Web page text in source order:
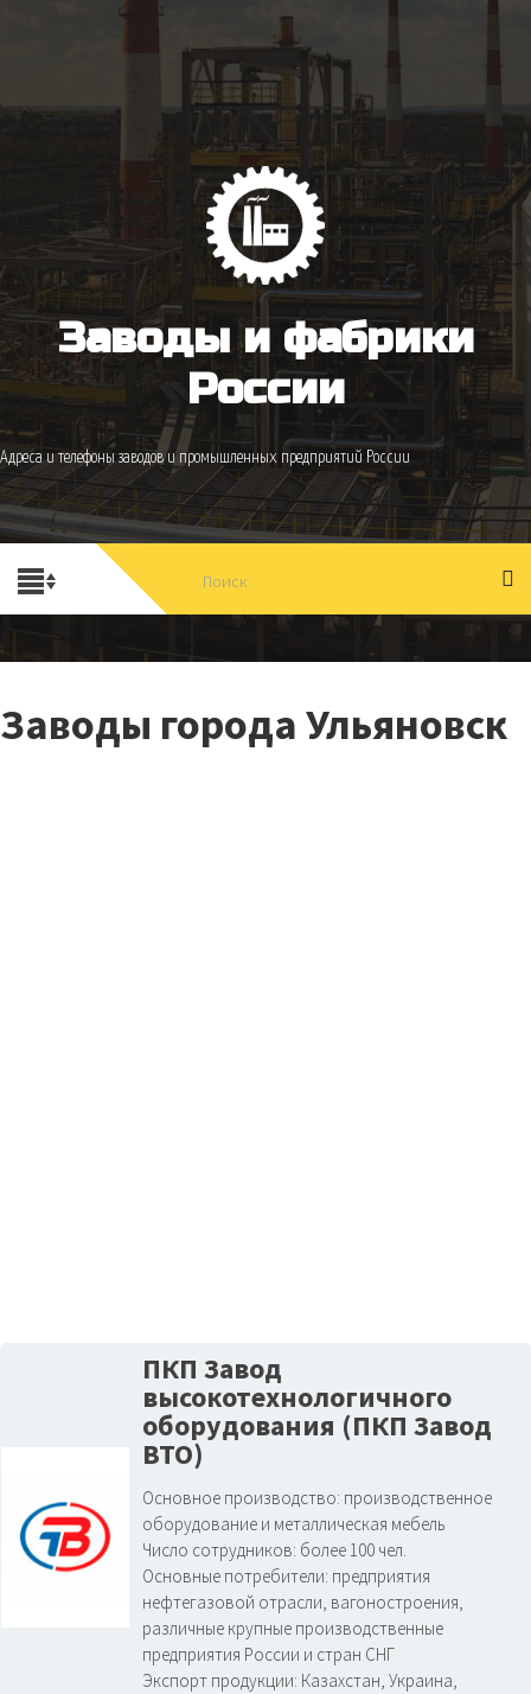
Заводы и фабрики
России
Адреса и телефоны заводов и промышленных предприятий России
Заводы города Ульяновск
ПКП Завод
высокотехнологичного
оборудования (ПКП Завод
ВТО)
Основное производство: производственное
оборудование и металлическая мебель
Число сотрудников: более 100 чел.
Основные потребители: предприятия
нефтегазовой отрасли, вагоностроения,
различные крупные производственные
предприятия России и стран СНГ
Экспорт продукции: Казахстан, Украина,